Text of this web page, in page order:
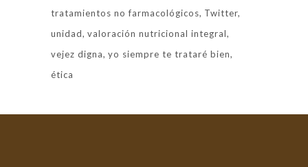
tratamientos no farmacológicos Twitter
unidad valoración nutricional integral
vejez digna yo siempre te trataré bien
ética